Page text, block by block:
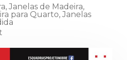
, Janelas de Madeira,
para Quarto, Janelas